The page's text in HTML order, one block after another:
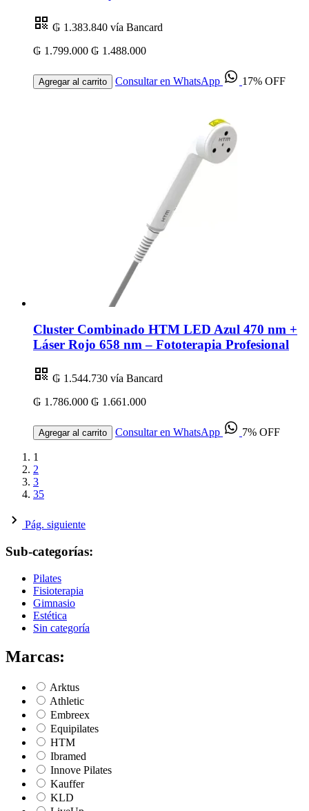
₲ 1.383.840 vía Bancard
₲ 1.799.000 ₲ 1.488.000
Agregar al carrito Consultar en WhatsApp 17% OFF
Cluster Combinado HTM LED Azul 470 nm +
Láser Rojo 658 nm – Fototerapia Profesional
₲ 1.544.730 vía Bancard
₲ 1.786.000 ₲ 1.661.000
Agregar al carrito Consultar en WhatsApp 7% OFF
1
2
3
35
Pág. siguiente
Sub-categorías:
Pilates
Fisioterapia
Gimnasio
Estética
Sin categoría
Marcas:
Arktus
Athletic
Embreex
Equipilates
HTM
Ibramed
Innove Pilates
Kauffer
KLD